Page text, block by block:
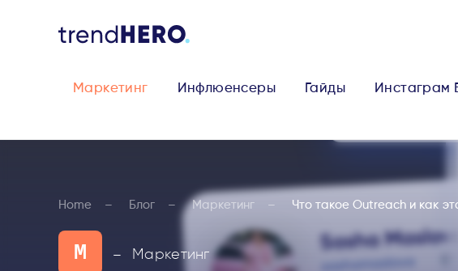
Маркетинг Инфлюенсеры Гайды Инстаграм
Home Блог Маркетинг Что такое Outreach и как
М — Маркетинг